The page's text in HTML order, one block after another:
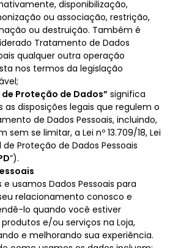
disponibilização,
ou associação, restrição,
ou destruição. Também é
Tratamento de Dados
qualquer outra operação
nos termos da legislação
de Proteção de Dados” significa
as disposições legais que regulem o
de Dados Pessoais, incluindo,
sem se limitar, a Lei nº 13.709/18, Lei
de Proteção de Dados Pessoais
”).
usamos Dados Pessoais para
relacionamento conosco e
lo quando você estiver
e/ou serviços na Loja,
e melhorando sua experiência.